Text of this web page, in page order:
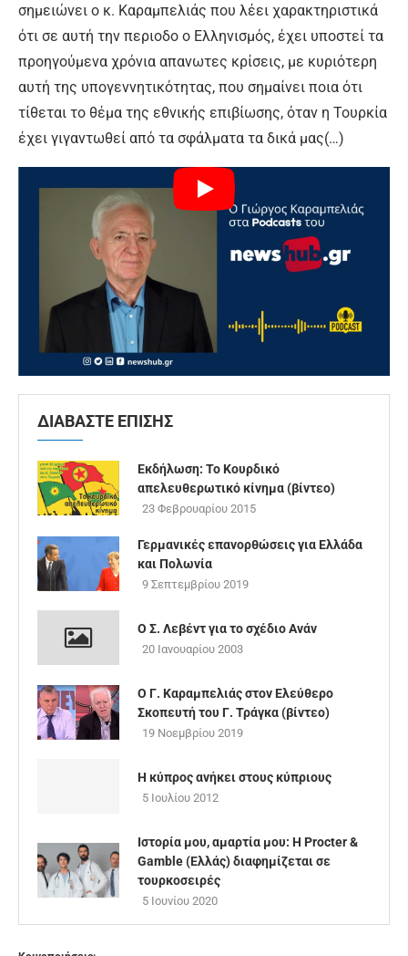
σημειώνει ο κ. Καραμπελιάς που λέει χαρακτηριστικά
ότι σε αυτή την περιοδο ο Ελληνισμός, έχει υποστεί τα
προηγούμενα χρόνια απανωτες κρίσεις, με κυριότερη
αυτή της υπογεννητικότητας, που σημαίνει ποια ότι
τίθεται το θέμα της εθνικής επιβίωσης, όταν η Τουρκία
έχει γιγαντωθεί από τα σφάλματα τα δικά μας(…)
ΔΙΑΒΑΣΤΕ ΕΠΙΣΗΣ
Εκδήλωση: Το Κουρδικό
απελευθερωτικό κίνημα (βίντεο)
23 Φεβρουαρίου 2015
Γερμανικές επανορθώσεις για Ελλάδα
και Πολωνία
9 Σεπτεμβρίου 2019
Ο Σ. Λεβέντ για το σχέδιο Ανάν
20 Ιανουαρίου 2003
Ο Γ. Καραμπελιάς στον Ελεύθερο
Σκοπευτή του Γ. Τράγκα (βίντεο)
19 Νοεμβρίου 2019
Η κύπρος ανήκει στους κύπριους
5 Ιουλίου 2012
Ιστορία μου, αμαρτία μου: Η Procter &
Gamble (Ελλάς) διαφημίζεται σε
τουρκοσειρές
5 Ιουνίου 2020